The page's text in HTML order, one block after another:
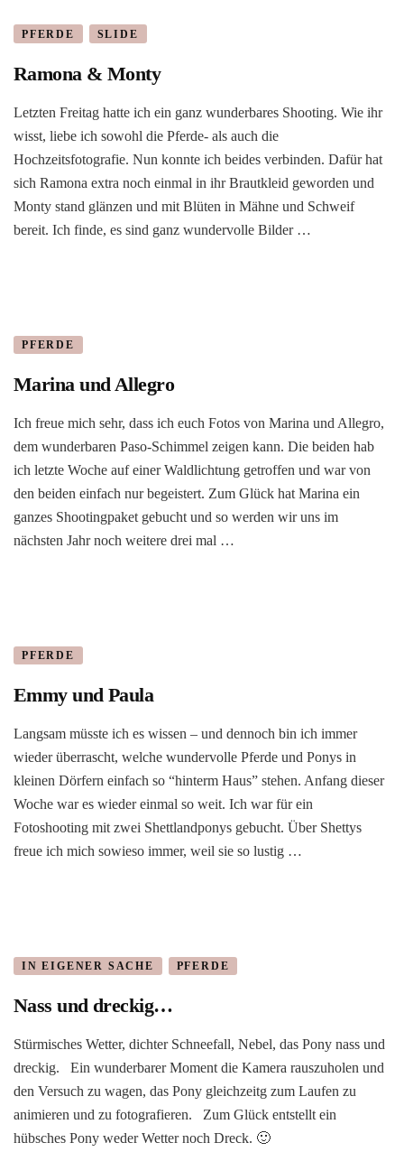
PFERDE SLIDE
Ramona & Monty
Letzten Freitag hatte ich ein ganz wunderbares Shooting. Wie ihr
wisst, liebe ich sowohl die Pferde- als auch die
Hochzeitsfotografie. Nun konnte ich beides verbinden. Dafür hat
sich Ramona extra noch einmal in ihr Brautkleid geworden und
Monty stand glänzen und mit Blüten in Mähne und Schweif
bereit. Ich finde, es sind ganz wundervolle Bilder …
PFERDE
Marina und Allegro
Ich freue mich sehr, dass ich euch Fotos von Marina und Allegro,
dem wunderbaren Paso-Schimmel zeigen kann. Die beiden hab
ich letzte Woche auf einer Waldlichtung getroffen und war von
den beiden einfach nur begeistert. Zum Glück hat Marina ein
ganzes Shootingpaket gebucht und so werden wir uns im
nächsten Jahr noch weitere drei mal …
PFERDE
Emmy und Paula
Langsam müsste ich es wissen – und dennoch bin ich immer
wieder überrascht, welche wundervolle Pferde und Ponys in
kleinen Dörfern einfach so “hinterm Haus” stehen. Anfang dieser
Woche war es wieder einmal so weit. Ich war für ein
Fotoshooting mit zwei Shettlandponys gebucht. Über Shettys
freue ich mich sowieso immer, weil sie so lustig …
IN EIGENER SACHE PFERDE
Nass und dreckig…
Stürmisches Wetter, dichter Schneefall, Nebel, das Pony nass und
dreckig. Ein wunderbarer Moment die Kamera rauszuholen und
den Versuch zu wagen, das Pony gleichzeitg zum Laufen zu
animieren und zu fotografieren. Zum Glück entstellt ein
hübsches Pony weder Wetter noch Dreck. 🙂